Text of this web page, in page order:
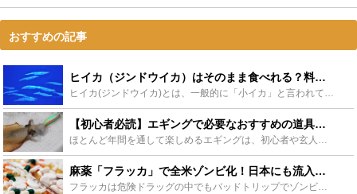
おすすめの記事
ヒイカ（ジンドウイカ）はそのまま食べれる？料理や釣り方を紹介します - Leisurego(レジャーゴー)
ヒイカ(ジンドウイカ)とは、一般的に「小イカ」と言われています。この名前は、よく耳にし、また食べたりもしているけど、ヒイカが、どんな生態で、どこに生息しているのか？知っているようで知らない事が多いの...
【初心者必読】エギングで必要なおすすめの道具を元釣具店従業員がご紹介します！ - Leisurego(レジャーゴー)
ほとんど年間を通して楽しめるエギングは、初心者や玄人に限らず広く人気を集めている釣りです。この記事ではこれからエギングを始めたい！という方向けにロッドやリール、エギなどの道具の選び方、そのほか便利な...
麻薬「フラッカ」で全米ゾンビ化！日本にも流入？危険ドラッグの恐怖 - Leisurego(レジャーゴー)
フラッカは危険ドラッグの中でもバッドトリップでゾンビのようになるという曰くつきのドラッグです。フラッカを使うとどうなるのか撮影された実際の動画を紹介しながらフラッカの危険を解説していきます。またフラ...